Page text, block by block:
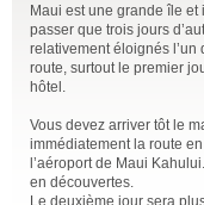
Maui est une grande île et
passer que trois jours
relativement éloignés l’un
route, surtout le premier
hôtel.
Vous devez arriver tôt le
immédiatement la route
l’aéroport de Maui
en découvertes.
Le deuxième jour sera